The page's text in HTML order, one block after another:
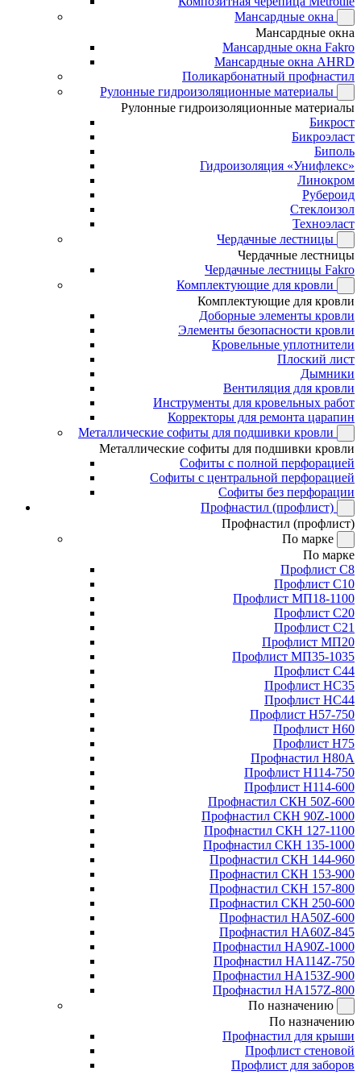
Мансардные окна
Мансардные окна
Мансардные окна Fakro
Мансардные окна AHRD
Поликарбонатный профнастил
Рулонные гидроизоляционные материалы
Рулонные гидроизоляционные материалы
Бикрост
Бикроэласт
Биполь
Гидроизоляция «Унифлекс»
Линокром
Рубероид
Стеклоизол
Техноэласт
Чердачные лестницы
Чердачные лестницы
Чердачные лестницы Fakro
Комплектующие для кровли
Комплектующие для кровли
Доборные элементы кровли
Элементы безопасности кровли
Кровельные уплотнители
Плоский лист
Дымники
Вентиляция для кровли
Инструменты для кровельных работ
Корректоры для ремонта царапин
Металлические софиты для подшивки кровли
Металлические софиты для подшивки кровли
Софиты с полной перфорацией
Софиты с центральной перфорацией
Софиты без перфорации
Профнастил (профлист)
Профнастил (профлист)
По марке
По марке
Профлист С8
Профлист С10
Профлист МП18-1100
Профлист С20
Профлист С21
Профлист МП20
Профлист МП35-1035
Профлист С44
Профлист НС35
Профлист НС44
Профлист Н57-750
Профлист Н60
Профлист Н75
Профнастил Н80А
Профлист Н114-750
Профлист Н114-600
Профнастил СКН 50Z-600
Профнастил СКН 90Z-1000
Профнастил СКН 127-1100
Профнастил СКН 135-1000
Профнастил СКН 144-960
Профнастил СКН 153-900
Профнастил СКН 157-800
Профнастил СКН 250-600
Профнастил НА50Z-600
Профнастил НА60Z-845
Профнастил НА90Z-1000
Профнастил НА114Z-750
Профнастил НА153Z-900
Профнастил НА157Z-800
По назначению
По назначению
Профнастил для крыши
Профлист стеновой
Профлист для заборов